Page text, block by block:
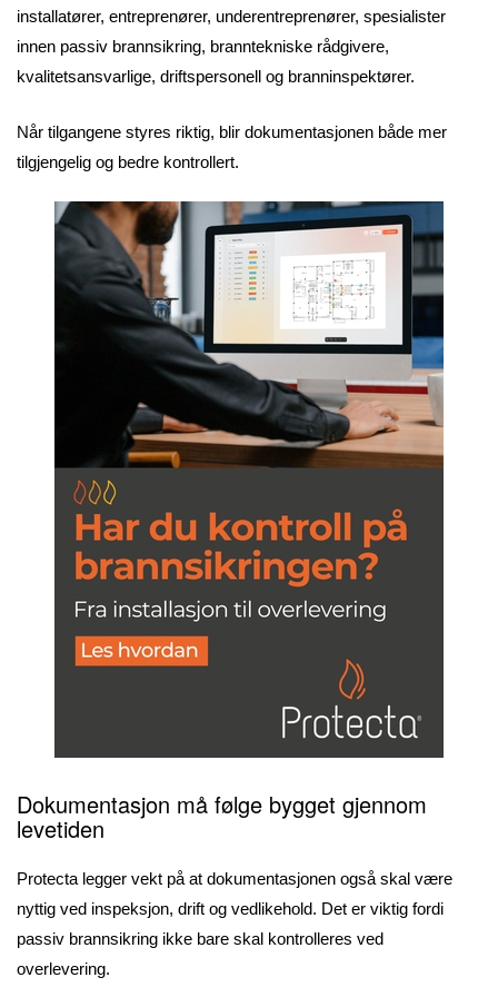
installatører, entreprenører, underentreprenører, spesialister
innen passiv brannsikring, branntekniske rådgivere,
kvalitetsansvarlige, driftspersonell og branninspektører.
Når tilgangene styres riktig, blir dokumentasjonen både mer
tilgjengelig og bedre kontrollert.
Dokumentasjon må følge bygget gjennom
levetiden
Protecta legger vekt på at dokumentasjonen også skal være
nyttig ved inspeksjon, drift og vedlikehold. Det er viktig fordi
passiv brannsikring ikke bare skal kontrolleres ved
overlevering.